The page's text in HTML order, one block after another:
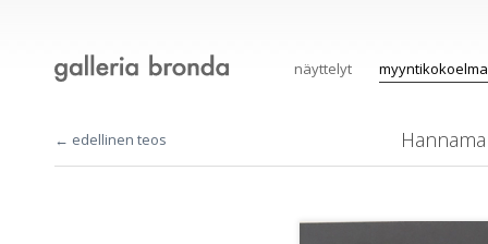
näyttelyt myyntikokoelma
← edellinen teos